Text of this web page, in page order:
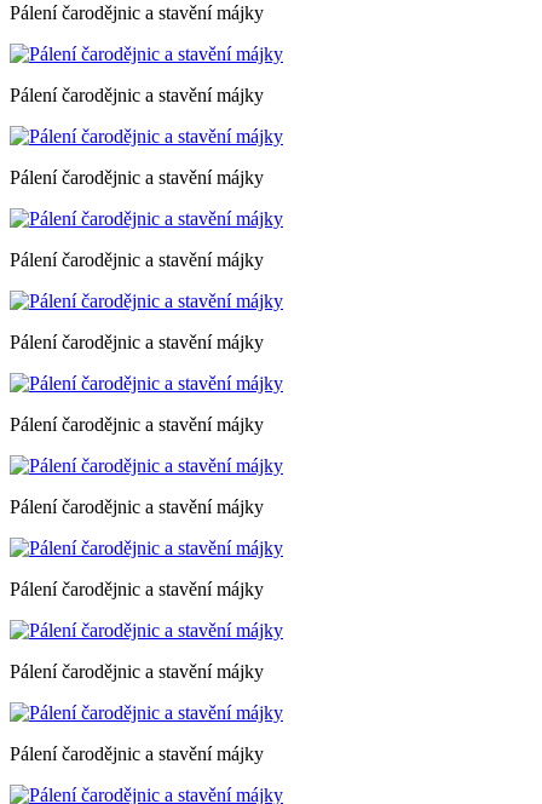
Pálení čarodějnic a stavění májky
Pálení čarodějnic a stavění májky
Pálení čarodějnic a stavění májky
Pálení čarodějnic a stavění májky
Pálení čarodějnic a stavění májky
Pálení čarodějnic a stavění májky
Pálení čarodějnic a stavění májky
Pálení čarodějnic a stavění májky
Pálení čarodějnic a stavění májky
Pálení čarodějnic a stavění májky